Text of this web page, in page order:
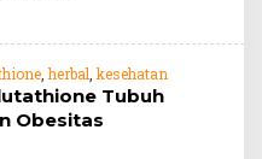
,herbal kesehatan
Tubuh
Obesitas